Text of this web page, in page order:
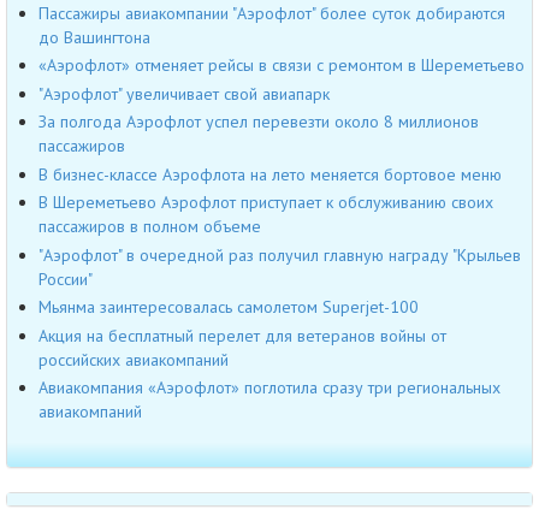
Пассажиры авиакомпании "Аэрофлот" более суток добираются
до Вашингтона
«Аэрофлот» отменяет рейсы в связи с ремонтом в Шереметьево
"Аэрофлот" увеличивает свой авиапарк
За полгода Аэрофлот успел перевезти около 8 миллионов
пассажиров
В бизнес-классе Аэрофлота на лето меняется бортовое меню
В Шереметьево Аэрофлот приступает к обслуживанию своих
пассажиров в полном объеме
"Аэрофлот" в очередной раз получил главную награду "Крыльев
России"
Мьянма заинтересовалась самолетом Superjet-100
Акция на бесплатный перелет для ветеранов войны от
российских авиакомпаний
Авиакомпания «Аэрофлот» поглотила сразу три региональных
авиакомпаний